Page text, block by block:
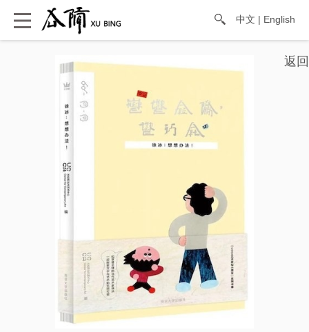
中文 | English